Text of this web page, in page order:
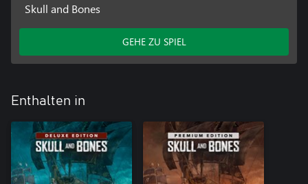
Skull and Bones
GEHE ZU SPIEL
Enthalten in